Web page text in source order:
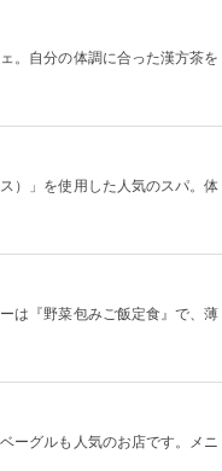
。自分の体調に合った漢方茶を
）」を使用した人気のスパ。体
は『野菜包みご飯定食』で、薄
ーグルも人気のお店です。メニ